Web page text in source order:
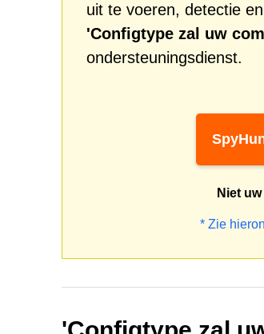
uit te voeren, detectie
'Configtype zal uw
ondersteuningsdienst.
Niet
* Zie